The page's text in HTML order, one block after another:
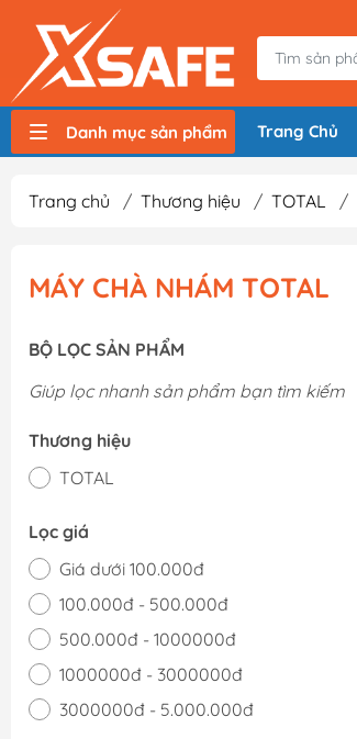
Danh mục sản phẩm Trang Chủ
Trang chủ / Thương hiệu / TOTAL /
MÁY CHÀ NHÁM TOTAL
BỘ LỌC SẢN PHẨM
Giúp lọc nhanh sản phẩm bạn tìm kiếm
Thương hiệu
TOTAL
Lọc giá
Giá dưới 100.000đ
100.000đ - 500.000đ
500.000đ - 1000000đ
1000000đ - 3000000đ
3000000đ - 5.000.000đ